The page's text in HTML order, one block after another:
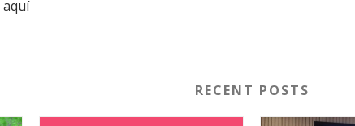
aquí
RECENT POSTS